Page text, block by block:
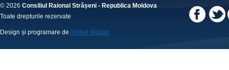
© 2026 Consiliul Raional Strășeni - Republica Moldova
Toate drepturile rezervate
Design și programare de Andrei Madan